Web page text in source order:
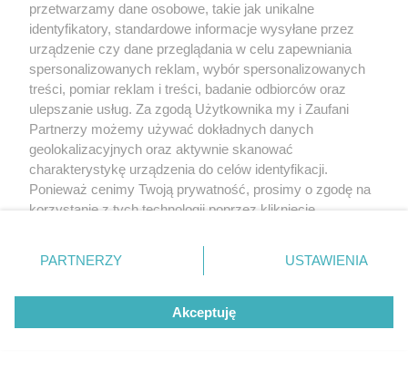
przetwarzamy dane osobowe, takie jak unikalne
identyfikatory, standardowe informacje wysyłane przez
urządzenie czy dane przeglądania w celu zapewniania
spersonalizowanych reklam, wybór spersonalizowanych
treści, pomiar reklam i treści, badanie odbiorców oraz
ulepszanie usług. Za zgodą Użytkownika my i Zaufani
Partnerzy możemy używać dokładnych danych
geolokalizacyjnych oraz aktywnie skanować
charakterystykę urządzenia do celów identyfikacji.
Ponieważ cenimy Twoją prywatność, prosimy o zgodę na
korzystanie z tych technologii poprzez kliknięcie
zmienić/wycofać klikając przycisk ustawień prywatności
znajdujący się w lewym dolnym rogu strony
rodzaje przetwarzania danych nie wymagają zgody
użytkownika, ale masz prawo sprzeciwić się takiemu
przetwarzaniu. Preferencje będą miały zastosowanie tylko
PARTNERZY USTAWIENIA
Akceptuję